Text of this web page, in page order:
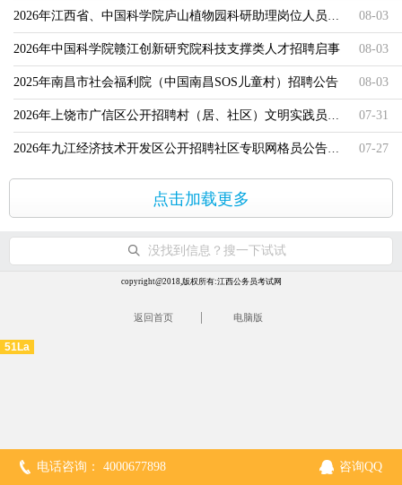
2026年江西省、中国科学院庐山植物园科研助理岗位人员招聘公告（
08-03
2026年中国科学院赣江创新研究院科技支撑类人才招聘启事 08-03
2025年南昌市社会福利院（中国南昌SOS儿童村）招聘公告 08-03
2026年上饶市广信区公开招聘村（居、社区）文明实践员公告（93人）
07-31
2026年九江经济技术开发区公开招聘社区专职网格员公告（23人）
07-27
点击加载更多
没找到信息？搜一下试试
copyright@2018,版权所有:江西公务员考试网
返回首页 电脑版
电话咨询： 4000677898 咨询QQ
51La